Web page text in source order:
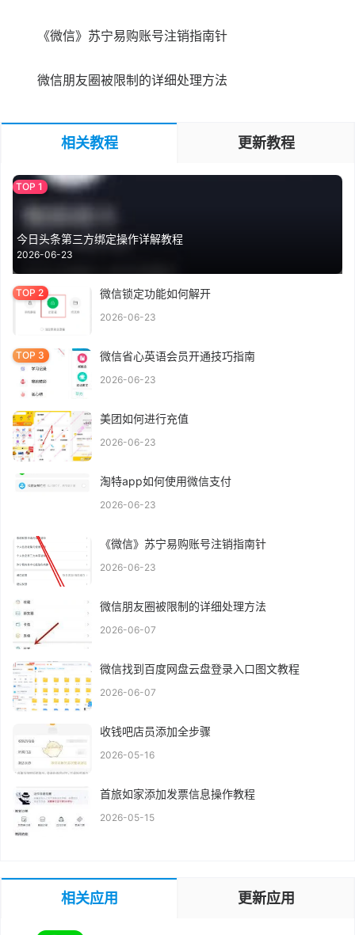
《微信》苏宁易购账号注销指南针
微信朋友圈被限制的详细处理方法
相关教程 更新教程
今日头条第三方绑定操作详解教程
2026-06-23
微信锁定功能如何解开
2026-06-23
微信省心英语会员开通技巧指南
2026-06-23
美团如何进行充值
2026-06-23
淘特app如何使用微信支付
2026-06-23
《微信》苏宁易购账号注销指南针
2026-06-23
微信朋友圈被限制的详细处理方法
2026-06-07
微信找到百度网盘云盘登录入口图文教程
2026-06-07
收钱吧店员添加全步骤
2026-05-16
首旅如家添加发票信息操作教程
2026-05-15
相关应用 更新应用